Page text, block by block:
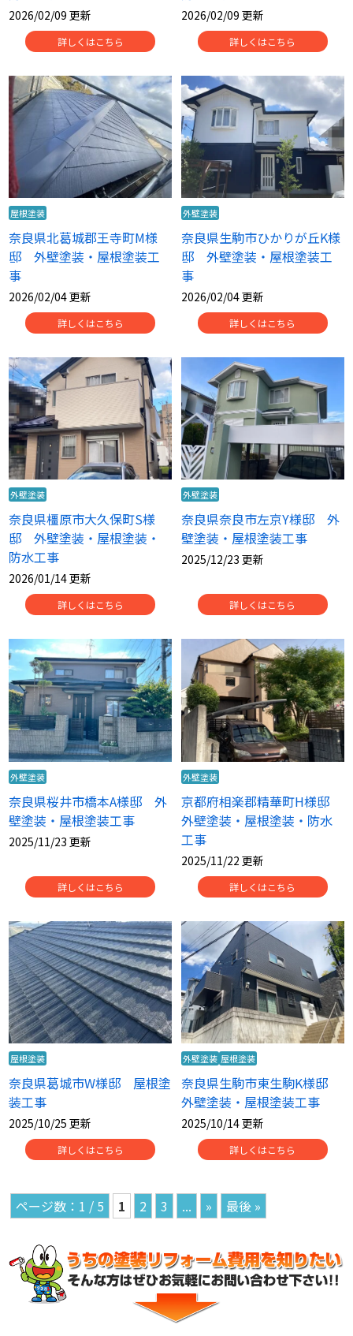
2026/02/09 更新
詳しくはこちら
2026/02/09 更新
詳しくはこちら
屋根塗装
奈良県北葛城郡王寺町M様
邸 外壁塗装・屋根塗装工
事
2026/02/04 更新
詳しくはこちら
外壁塗装
奈良県生駒市ひかりが丘K様
邸 外壁塗装・屋根塗装工
事
2026/02/04 更新
詳しくはこちら
外壁塗装
奈良県橿原市大久保町S様
邸 外壁塗装・屋根塗装・
防水工事
2026/01/14 更新
詳しくはこちら
外壁塗装
奈良県奈良市左京Y様邸 外
壁塗装・屋根塗装工事
2025/12/23 更新
詳しくはこちら
外壁塗装
奈良県桜井市橋本A様邸 外
壁塗装・屋根塗装工事
2025/11/23 更新
詳しくはこちら
外壁塗装
京都府相楽郡精華町H様邸
外壁塗装・屋根塗装・防水
工事
2025/11/22 更新
詳しくはこちら
屋根塗装
奈良県葛城市W様邸 屋根塗
装工事
2025/10/25 更新
詳しくはこちら
外壁塗装 屋根塗装
奈良県生駒市東生駒K様邸
外壁塗装・屋根塗装工事
2025/10/14 更新
詳しくはこちら
1 / 5 1 2 3 ... » 最後 »